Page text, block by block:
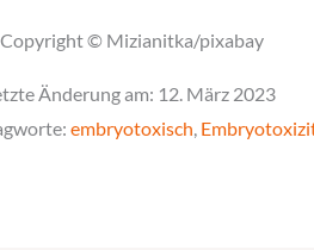
© Mizianitka/pixabay
Änderung am: 12. März 2023
embryotoxisch,